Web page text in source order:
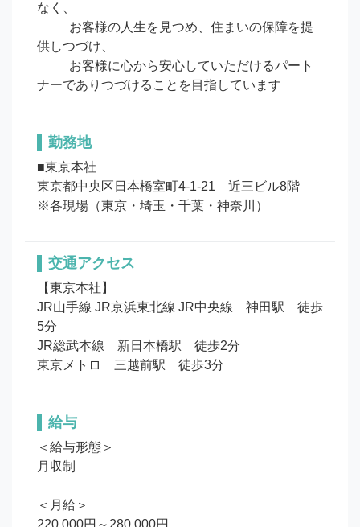
なく、
お客様の人生を見つめ、住まいの保障を提
供しつづけ、
お客様に心から安心していただけるパート
ナーでありつづけることを目指しています
勤務地
■東京本社
東京都中央区日本橋室町4-1-21　近三ビル8階
※各現場（東京・埼玉・千葉・神奈川）
交通アクセス
【東京本社】
JR山手線 JR京浜東北線 JR中央線　神田駅　徒歩
5分
JR総武本線　新日本橋駅　徒歩2分
東京メトロ　三越前駅　徒歩3分
給与
＜給与形態＞
月収制
＜月給＞
220,000円～280,000円